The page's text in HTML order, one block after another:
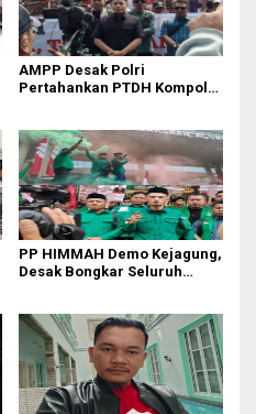
AMPP Desak Polri
Pertahankan PTDH Kompol
PP HIMMAH Demo Kejagung,
Desak Bongkar Seluruh